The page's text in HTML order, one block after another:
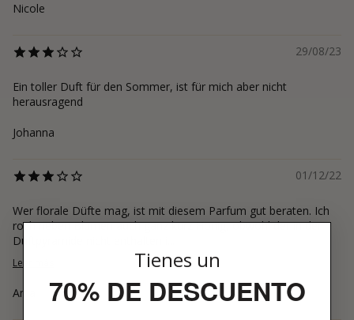
Nicole
29/08/23
Ein toller Duft für den Sommer, ist für mich aber nicht
herausragend
Johanna
01/12/22
Wer florale Düfte mag, ist mit diesem Parfum gut beraten. Ich
roch neben Blumen auch ganz kurz Honig, obwohl der in der
Duftpyramide nicht enthalten i...
Leer más
Anja
Tienes un
70% DE DESCUENTO